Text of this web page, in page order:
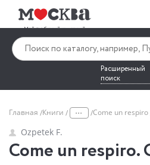
Расширенный
поиск
Главная Книги ... Come un respiro
Ozpetek F.
Come un respiro.